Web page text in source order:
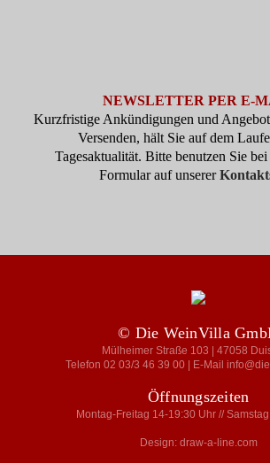
NEWSLETTER PER E-
Kurzfristige Ankündigungen und
Versenden, hält Sie auf dem
Tagesaktualität. Bitte benutzen Sie bei
Formular auf unserer
© Die WeinVilla
Mülheimer Straße 103 | 47058
Telefon 02 03/3 46 39 00 | E-Mail
Öffnungszeiten
Montag-Freitag 14-19:30 Uhr //
Design: draw-a-line.com